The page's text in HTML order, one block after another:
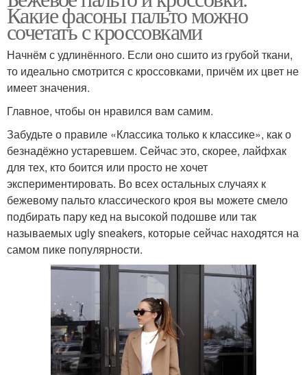
Какие фасоны пальто можно
сочетать с кроссовками
Начнём с удлинённого. Если оно сшито из грубой ткани,
то идеально смотрится с кроссовками, причём их цвет не
имеет значения.
Главное, чтобы он нравился вам самим.
Забудьте о правиле «Классика только к классике», как о
безнадёжно устаревшем. Сейчас это, скорее, лайфхак
для тех, кто боится или просто не хочет
экспериментировать. Во всех остальных случаях к
бежевому пальто классического кроя вы можете смело
подбирать пару кед на высокой подошве или так
называемых ugly sneakers, которые сейчас находятся на
самом пике популярности.